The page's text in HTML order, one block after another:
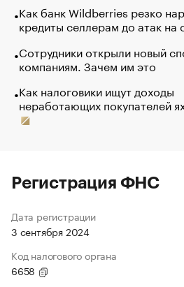
Как банк Wildberries резко
кредиты селлерам до атак на
Сотрудники открыли новый
компаниям. Зачем им это
Как налоговики ищут доходы
неработающих покупателей
Регистрация ФНС
Дата регистрации
3 сентября 2024
Код налогового органа
6658